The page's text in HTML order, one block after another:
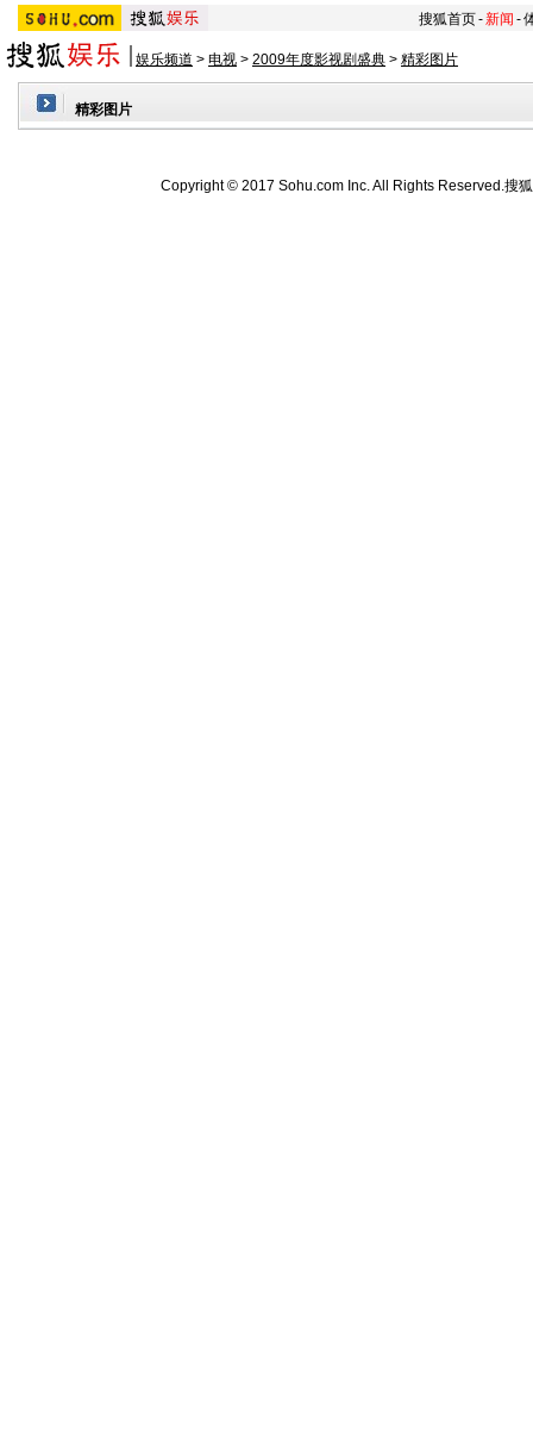
搜狐首页-新闻 -
娱乐频道 > 电视 > 2009年度影视剧盛典 > 精彩图片
精彩图片
Copyright © 2017 Sohu.com Inc. All Rights Reserved.搜